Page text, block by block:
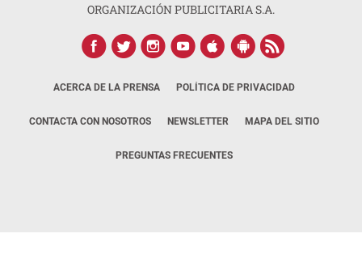
ORGANIZACIÓN PUBLICITARIA S.A.
ACERCA DE LA PRENSA POLÍTICA DE PRIVACIDAD
CONTACTA CON NOSOTROS NEWSLETTER MAPA DEL SITIO
PREGUNTAS FRECUENTES